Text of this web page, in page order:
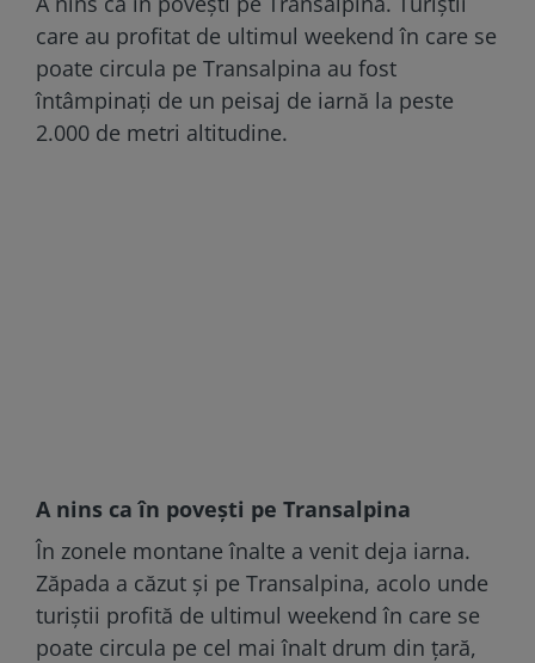
care au profitat de ultimul weekend în care se
poate circula pe Transalpina au fost
întâmpinați de un peisaj de iarnă la peste
2.000 de metri altitudine.
A nins ca în povești pe Transalpina
În zonele montane înalte a venit deja iarna.
Zăpada a căzut și pe Transalpina, acolo unde
turiștii profită de ultimul weekend în care se
poate circula pe cel mai înalt drum din țară,